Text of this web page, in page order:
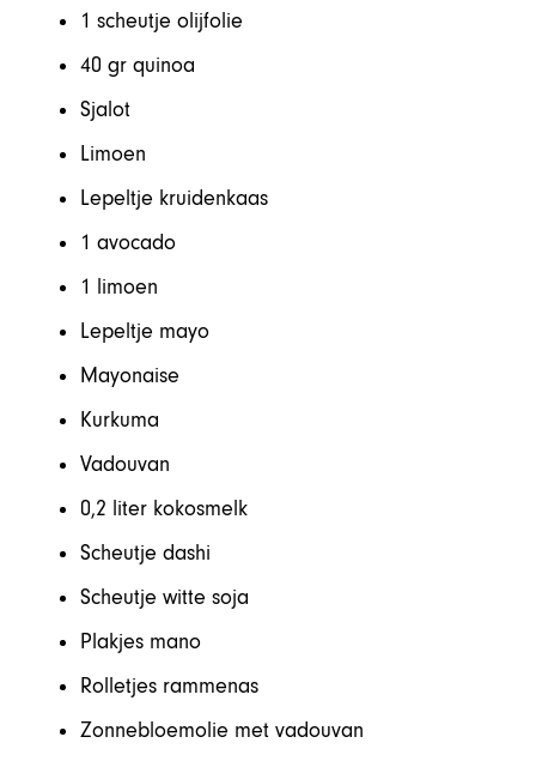
1 scheutje olijfolie
40 gr quinoa
Sjalot
Limoen
Lepeltje kruidenkaas
1 avocado
1 limoen
Lepeltje mayo
Mayonaise
Kurkuma
Vadouvan
0,2 liter kokosmelk
Scheutje dashi
Scheutje witte soja
Plakjes mano
Rolletjes rammenas
Zonnebloemolie met vadouvan